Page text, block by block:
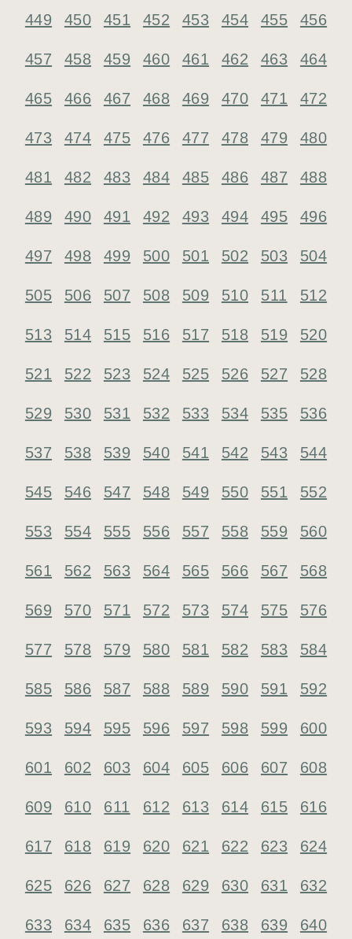
449 450 451 452 453 454 455 456
457 458 459 460 461 462 463 464
465 466 467 468 469 470 471 472
473 474 475 476 477 478 479 480
481 482 483 484 485 486 487 488
489 490 491 492 493 494 495 496
497 498 499 500 501 502 503 504
505 506 507 508 509 510 511 512
513 514 515 516 517 518 519 520
521 522 523 524 525 526 527 528
529 530 531 532 533 534 535 536
537 538 539 540 541 542 543 544
545 546 547 548 549 550 551 552
553 554 555 556 557 558 559 560
561 562 563 564 565 566 567 568
569 570 571 572 573 574 575 576
577 578 579 580 581 582 583 584
585 586 587 588 589 590 591 592
593 594 595 596 597 598 599 600
601 602 603 604 605 606 607 608
609 610 611 612 613 614 615 616
617 618 619 620 621 622 623 624
625 626 627 628 629 630 631 632
633 634 635 636 637 638 639 640